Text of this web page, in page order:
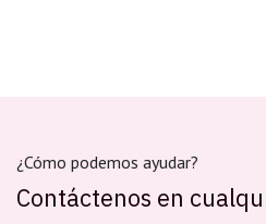
¿Cómo podemos ayudar?
Contáctenos en